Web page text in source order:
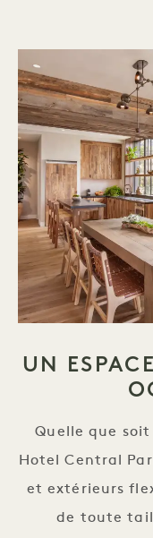
UN
Quelle que
Hotel Central
et extérieurs
de toute